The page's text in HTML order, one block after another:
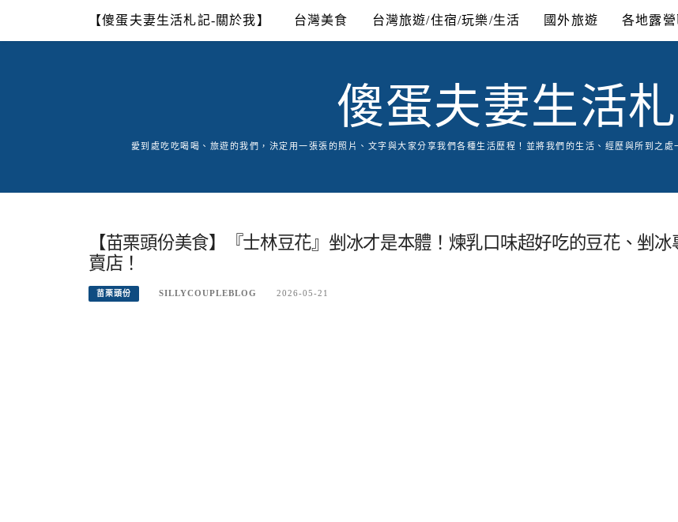
content
【傻蛋夫妻生活札記-關於我】 台灣美食 台灣旅遊/住宿/玩樂/生活 國外旅遊 各地露營
傻蛋夫妻生活
愛到處吃吃喝喝、旅遊的我們，決定用一張張的照片、文字與大家分享我們各種生活歷程！並將我們的生活、經歷與所到之
【苗栗頭份美食】『士林豆花』剉冰才是本體！煉乳口味超好吃的豆花、剉冰
賣店！
苗栗頭份 SILLYCOUPLEBLOG 2026-05-21